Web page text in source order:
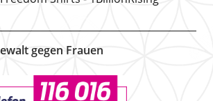
gegen Frauen